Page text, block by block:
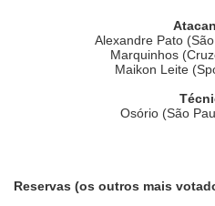
Alexandre Pato
Marquinhos
Maikon Leite
Osório (São
Reservas (os outros mais